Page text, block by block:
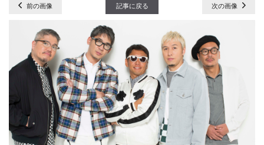
前の画像 記事に戻る 次の画像